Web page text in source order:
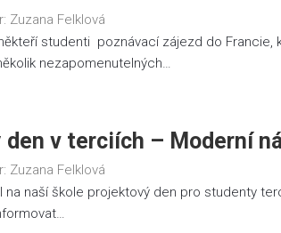
Zuzana Felklová
studenti poznávací zájezd do Francie,
nezapomenutelných…
den v terciích – Moderní
Zuzana Felklová
na naší škole projektový den pro studenty